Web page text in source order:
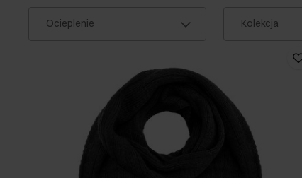
Ocieplenie Kolekcja